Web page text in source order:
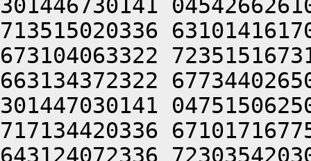
301446730141
713515020336
673104063322
663134372322
301447030141
717134420336
643124072336